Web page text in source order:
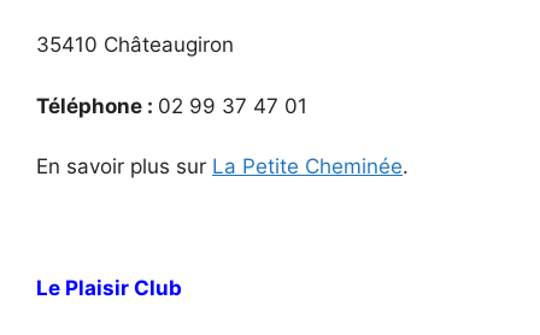
35410 Châteaugiron
Téléphone : 02 99 37 47 01
En savoir plus sur La Petite Cheminée.
Le Plaisir Club